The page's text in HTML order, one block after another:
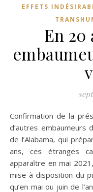
EFFETS
En 20
Confirmation de la présence de « caillots spéciaux » par
d’autres embaumeurs
de l’Alabama, qui
ans, ces étranges
apparaître en mai
mise à disposition du
qu’en mai ou juin de